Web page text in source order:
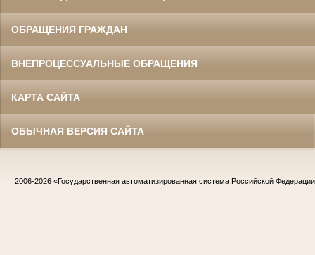
ОБРАЩЕНИЯ ГРАЖДАН
ВНЕПРОЦЕССУАЛЬНЫЕ ОБРАЩЕНИЯ
КАРТА САЙТА
ОБЫЧНАЯ ВЕРСИЯ САЙТА
2006-2026 «Государственная автоматизированная система Российской